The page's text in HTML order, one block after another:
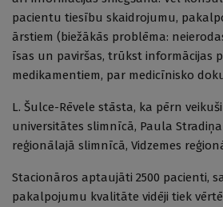
pacientu tiesību skaidrojumu,
ārstiem (biežākās problēma:
īsas un paviršas, trūkst informācijas
medikamentiem, par medicīnisko
L. Šulce-Rēvele stāsta, ka pērn
universitātes slimnīcā, Paula
reģionālajā slimnīcā, Vidzemes
Stacionāros aptaujāti 2500 pacienti,
pakalpojumu kvalitāte vidēji tiek